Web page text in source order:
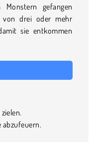
gefangen
von drei oder mehr
sie entkommen
abzufeuern.